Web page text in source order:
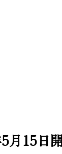
月15日